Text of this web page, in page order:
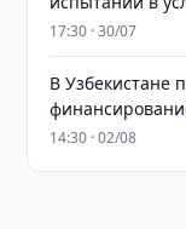
17:30 · 30/07
В Узбекистане
14:30 · 02/08